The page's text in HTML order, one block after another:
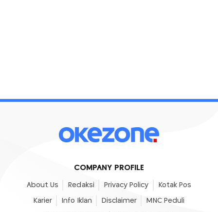
COMPANY PROFILE
About Us Redaksi Privacy Policy Kotak Pos
Karier Info Iklan Disclaimer MNC Peduli